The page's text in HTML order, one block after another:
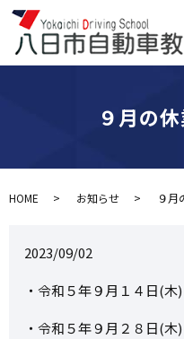
９月の
HOME お知らせ ９月
2023/09/02
・令和５年９月１４日(木)
・令和５年９月２８日(木)